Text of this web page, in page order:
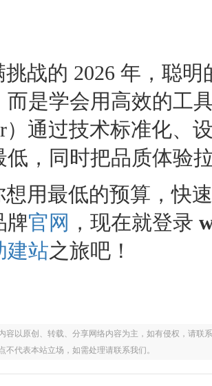
挑战的 2026 年，聪
而是学会用高效的工
）通过技术标准化、
低，同时把品质体验
想用最低的预算，快
牌官网 ，现在就登录
建站之旅吧！
容以原创、转载、分享网络内容为主，如有侵权，请
不代表本站立场，如需处理请联系我们。